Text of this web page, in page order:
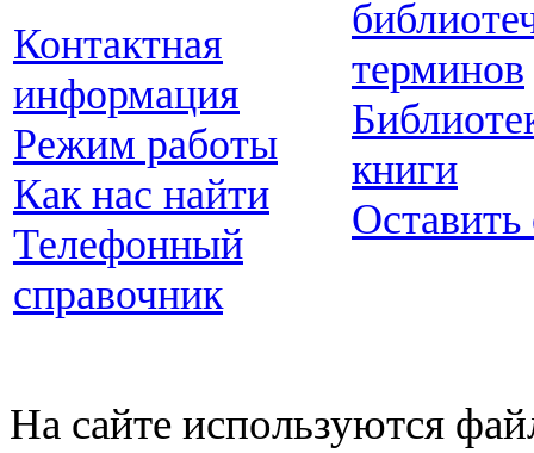
Контактная
информация
Режим работы
Как нас найти
Телефонный
справочник
терминов
книги
Оставить
На сайте используются